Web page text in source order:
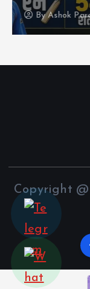
ByAshok
Copyright